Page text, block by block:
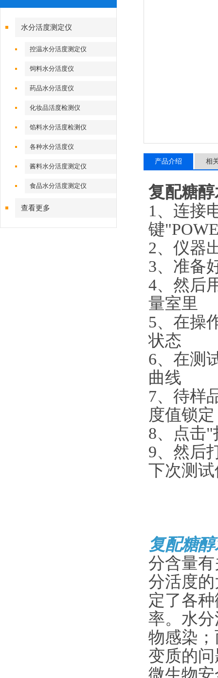
水分活度测定仪
控温水分活度测定仪
饲料水分活度仪
药品水分活度仪
化妆品活度检测仪
馅料水分活度检测仪
各种水分活度仪
酱料水分活度测定仪
食品水分活度测定仪
查看更多
产品介绍 相
复配糖
1、连接
键
2、仪器
3、准备
4、然后
量室里
5、在操
状态
6、在测
曲线
7、待样
度值锁定
8、点击
9、然后
下次测
复配糖
分含量
分活度
定了各
率。水
物感染
变质的
微生物